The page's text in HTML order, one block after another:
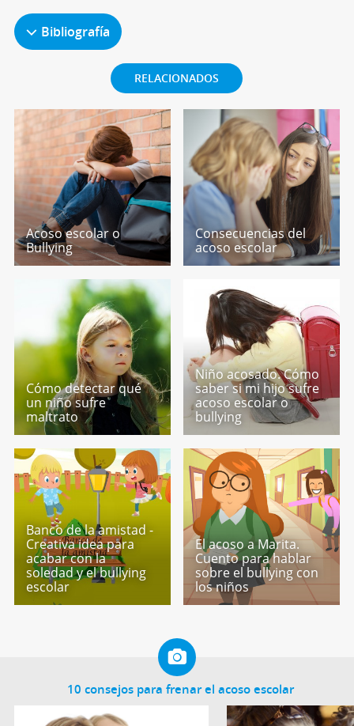
Bibliografía
RELACIONADOS
Acoso escolar o
Bullying
Consecuencias del
acoso escolar
Cómo detectar qué
un niño sufre
maltrato
Niño acosado. Cómo
saber si mi hijo sufre
acoso escolar o
bullying
Banco de la amistad -
Creativa idea para
acabar con la
soledad y el bullying
escolar
El acoso a Marita.
Cuento para hablar
sobre el bullying con
los niños
10 consejos para frenar el acoso escolar